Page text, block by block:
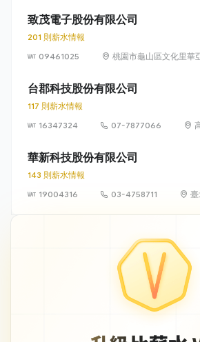
致茂電子股份有限公司
201 則薪水情報
09461025
桃園市龜山區文化里華
台郡科技股份有限公司
117 則薪水情報
16347324
07-7877066
華新科技股份有限公司
143 則薪水情報
19004316
03-4758711
臺